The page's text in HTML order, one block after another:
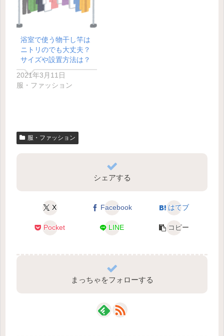
浴室で使う物干し竿は
ニトリのでも大丈夫？
サイズや設置方法は？
2021年3月11日
服・ファッション
服・ファッション
シェアする
X Facebook はてブ
Pocket LINE コピー
まっちゃをフォローする